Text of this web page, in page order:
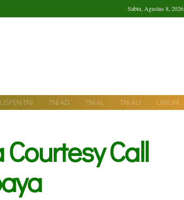
Sabtu, Agustus 8, 2026
TNI TNI AD TNI AL TNI AU UMUM
Call